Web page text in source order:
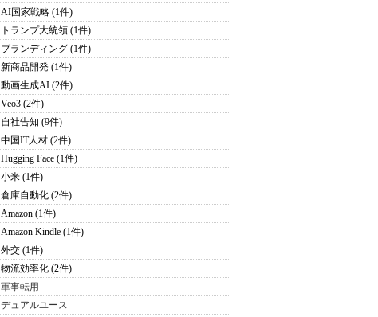
AI国家戦略 (1件)
トランプ大統領 (1件)
ブランディング (1件)
新商品開発 (1件)
動画生成AI (2件)
Veo3 (2件)
自社告知 (9件)
中国IT人材 (2件)
Hugging Face (1件)
小米 (1件)
倉庫自動化 (2件)
Amazon (1件)
Amazon Kindle (1件)
外交 (1件)
物流効率化 (2件)
軍事転用
デュアルユース